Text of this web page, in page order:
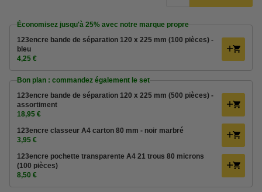
Économisez jusqu'à 25% avec notre marque propre
123encre bande de séparation 120 x 225 mm (100 pièces) -
bleu
4,25 €
Bon plan : commandez également le set
123encre bande de séparation 120 x 225 mm (500 pièces) -
assortiment
18,95 €
123encre classeur A4 carton 80 mm - noir marbré
3,95 €
123encre pochette transparente A4 21 trous 80 microns
(100 pièces)
8,50 €